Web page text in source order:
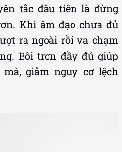
tắc đầu tiên là đừng
Khi âm đạo chưa đủ
ra ngoài rồi va chạm
Bôi trơn đầy đủ giúp
giảm nguy cơ lệch